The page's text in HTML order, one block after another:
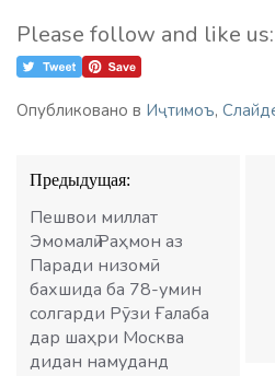
Please follow and like us:
Опубликовано в Иҷтимоъ,
Навигация
по
записям
Предыдущая:
Пешвои миллат
Эмомалӣ Раҳмон аз
Паради низомӣ
бахшида ба 78-умин
солгарди Рӯзи Ғалаба
дар шаҳри Москва
дидан намуданд